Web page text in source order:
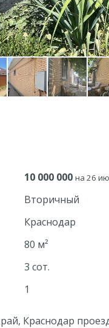
10 000 000 на 26
Вторичный
Краснодар
80 м²
3 сот.
1
Краснодар